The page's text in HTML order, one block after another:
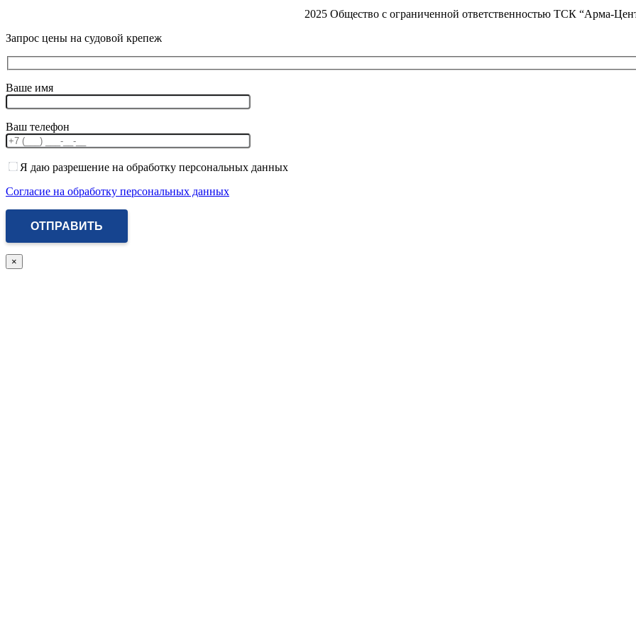
2025 Общество с ограниченной ответственностью ТСК “Арма-
Запрос цены на судовой крепеж
Ваше имя
Ваш телефон
Я даю разрешение на обработку персональных данных
Согласие на обработку персональных данных
×